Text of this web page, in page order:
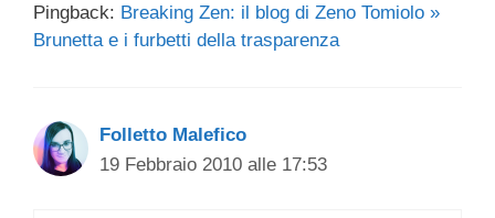
Pingback: Breaking Zen: il blog di Zeno Tomiolo »
Brunetta e i furbetti della trasparenza
Folletto Malefico
19 Febbraio 2010 alle 17:53